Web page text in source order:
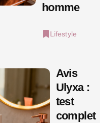
homme
Lifestyle
Avis
Ulyxa :
test
complet